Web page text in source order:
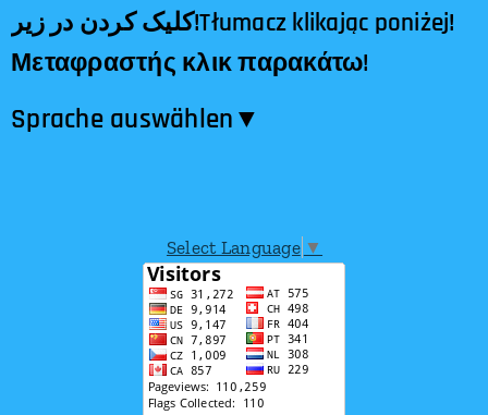
کلیک کردن در زیر!Tłumacz klikając poniżej!
Μεταφραστής κλικ παρακάτω!
Sprache auswählen​▼
Select Language ▼